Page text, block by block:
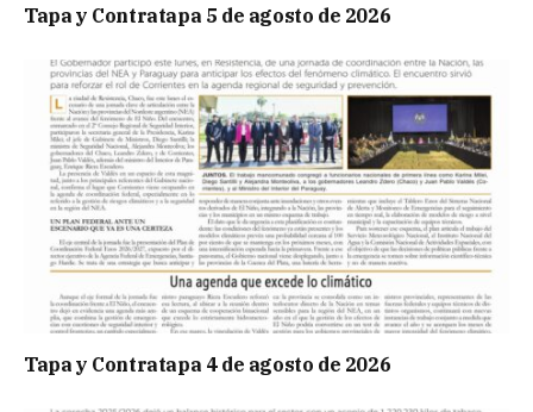
Tapa y Contratapa 5 de agosto de 2026
Tapa y Contratapa 4 de agosto de 2026